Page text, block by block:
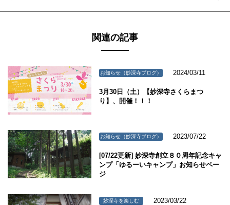
関連の記事
お知らせ（妙深寺ブログ） 2024/03/11
3月30日（土）【妙深寺さくらまつ
り】、開催！！！
お知らせ（妙深寺ブログ） 2023/07/22
[07/22更新] 妙深寺創立８０周年記念キャ
ンプ「ゆるーいキャンプ」お知らせペー
ジ
妙深寺を楽しむ 2023/03/22